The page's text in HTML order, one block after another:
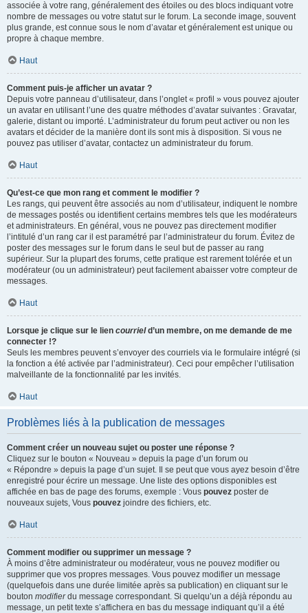
associée à votre rang, généralement des étoiles ou des blocs indiquant votre
nombre de messages ou votre statut sur le forum. La seconde image, souvent
plus grande, est connue sous le nom d’avatar et généralement est unique ou
propre à chaque membre.
Haut
Comment puis-je afficher un avatar ?
Depuis votre panneau d’utilisateur, dans l’onglet « profil » vous pouvez ajouter
un avatar en utilisant l’une des quatre méthodes d’avatar suivantes : Gravatar,
galerie, distant ou importé. L’administrateur du forum peut activer ou non les
avatars et décider de la manière dont ils sont mis à disposition. Si vous ne
pouvez pas utiliser d’avatar, contactez un administrateur du forum.
Haut
Qu’est-ce que mon rang et comment le modifier ?
Les rangs, qui peuvent être associés au nom d’utilisateur, indiquent le nombre
de messages postés ou identifient certains membres tels que les modérateurs
et administrateurs. En général, vous ne pouvez pas directement modifier
l’intitulé d’un rang car il est paramétré par l’administrateur du forum. Évitez de
poster des messages sur le forum dans le seul but de passer au rang
supérieur. Sur la plupart des forums, cette pratique est rarement tolérée et un
modérateur (ou un administrateur) peut facilement abaisser votre compteur de
messages.
Haut
Lorsque je clique sur le lien courrield’un membre, on me demande de me
connecter !?
Seuls les membres peuvent s’envoyer des courriels via le formulaire intégré (si
la fonction a été activée par l’administrateur). Ceci pour empêcher l’utilisation
malveillante de la fonctionnalité par les invités.
Haut
Problèmes liés à la publication de messages
Comment créer un nouveau sujet ou poster une réponse ?
Cliquez sur le bouton « Nouveau » depuis la page d’un forum ou
« Répondre » depuis la page d’un sujet. Il se peut que vous ayez besoin d’être
enregistré pour écrire un message. Une liste des options disponibles est
affichée en bas de page des forums, exemple : Vous pouvez poster de
nouveaux sujets, Vous pouvez joindre des fichiers, etc.
Haut
Comment modifier ou supprimer un message ?
À moins d’être administrateur ou modérateur, vous ne pouvez modifier ou
supprimer que vos propres messages. Vous pouvez modifier un message
(quelquefois dans une durée limitée après sa publication) en cliquant sur le
bouton modifierdu message correspondant. Si quelqu’un a déjà répondu au
message, un petit texte s’affichera en bas du message indiquant qu’il a été